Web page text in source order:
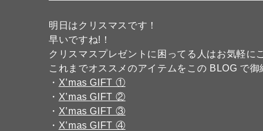
明日はクリスマスです！
早いですね!！
クリスマスプレゼントに困ってる人はお気軽に
これまでオススメのアイテムをこの BLOG で
・ X’mas GIFT ①
・ X’mas GIFT ②
・ X’mas GIFT ③
・ X’mas GIFT ④